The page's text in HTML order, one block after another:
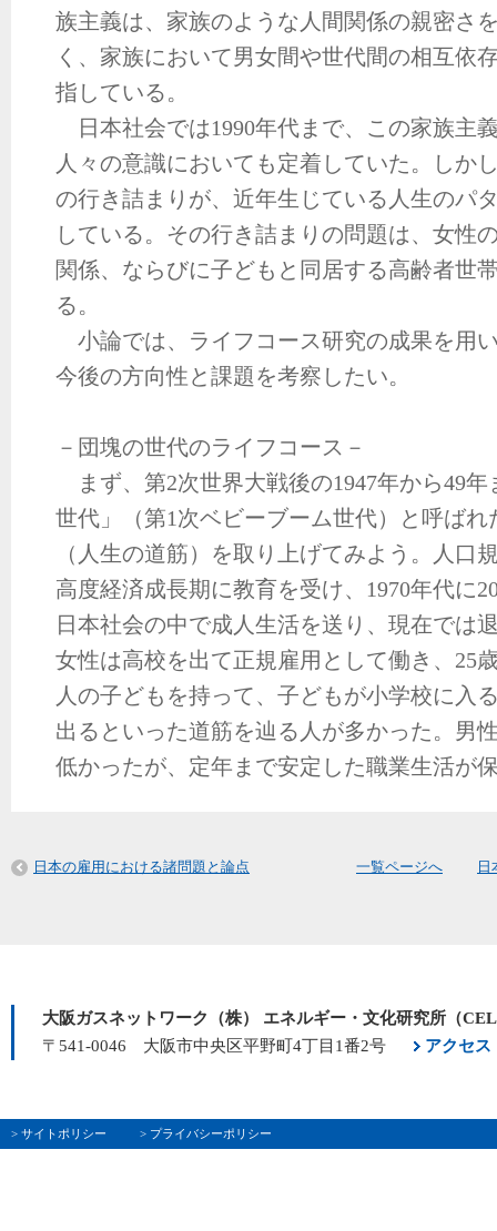
族主義は、家族のような人間関係の親密さ
く、家族において男女間や世代間の相互依
指している。
日本社会では1990年代まで、この家族主
人々の意識においても定着していた。しか
の行き詰まりが、近年生じている人生のパ
している。その行き詰まりの問題は、女性
関係、ならびに子どもと同居する高齢者世
る。
小論では、ライフコース研究の成果を用
今後の方向性と課題を考察したい。
－団塊の世代のライフコース－
まず、第2次世界大戦後の1947年から49
世代」（第1次ベビーブーム世代）と呼ば
（人生の道筋）を取り上げてみよう。人口
高度経済成長期に教育を受け、1970年代に
日本社会の中で成人生活を送り、現在では
女性は高校を出て正規雇用として働き、25
人の子どもを持って、子どもが小学校に入
出るといった道筋を辿る人が多かった。男
低かったが、定年まで安定した職業生活が
日本の雇用における諸問題と論点 一覧ページへ
大阪ガスネットワーク（株） エネルギー・文化研究所（
〒541-0046 大阪市中央区平野町4丁目1番2号
アクセス
> サイトポリシー > プライバシーポリシー